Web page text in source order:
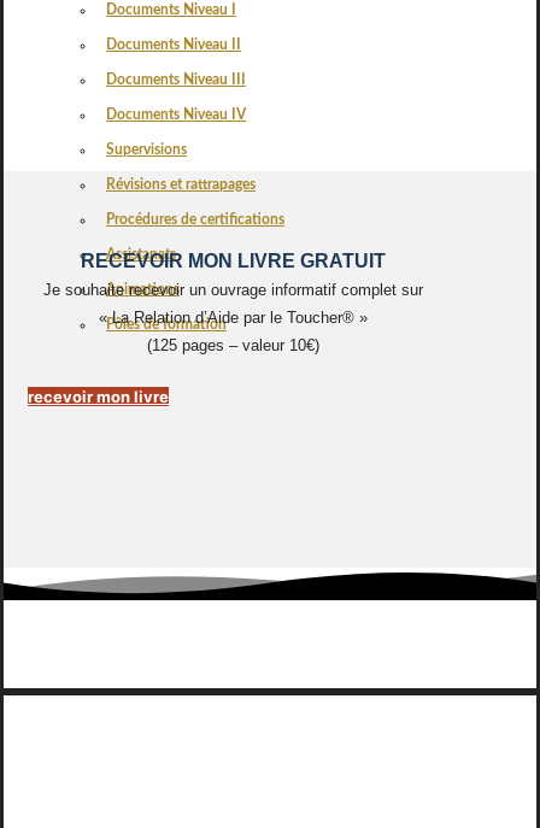
Documents Niveau I
Documents Niveau II
Documents Niveau III
Documents Niveau IV
Supervisions
Révisions et rattrapages
Procédures de certifications
Assistanats
Animations
Pôles de formation
RECEVOIR MON LIVRE GRATUIT
Je souhaite recevoir un ouvrage informatif complet sur
« La Relation d’Aide par le Toucher® »
(125 pages – valeur 10€)
recevoir mon livre